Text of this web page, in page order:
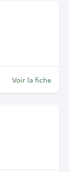
Voir la fiche